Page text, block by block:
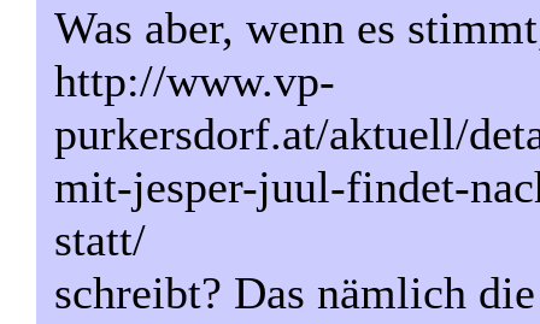
Was aber, wenn es
http://www.vp-
purkersdorf.at/aktuell/
mit-jesper-juul-findet-
statt/
schreibt? Das nämlich